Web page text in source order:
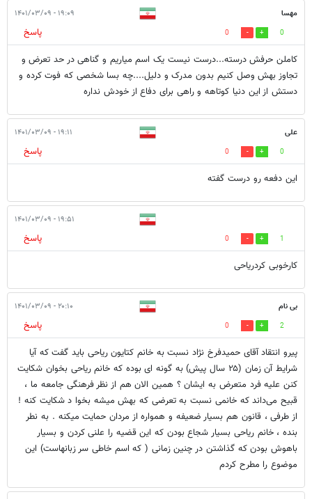
مهسا ۱۹:۰۹ - ۱۴۰۱/۰۳/۰۹
0
0
پاسخ
کاملن حرفش درسته...درست نیست یک اسم میاریم و گناهی در حد تعرض و
تجاوز بهش وصل کنیم بدون مدرک و دلیل....چه بسا شخصی که فوت کرده و
دستش از این دنیا کوتاهه و راهی برای دفاع از خودش نداره
علی ۱۹:۱۱ - ۱۴۰۱/۰۳/۰۹
0
0
پاسخ
این دفعه رو درست گفته
۱۹:۵۱ - ۱۴۰۱/۰۳/۰۹
1
0
پاسخ
کارخوبی کردریاحی
بی نام ۲۰:۱۰ - ۱۴۰۱/۰۳/۰۹
2
0
پاسخ
پیرو انتقاد آقای حمیدفرخ نژاد نسبت به خانم کتایون ریاحی باید گفت که آیا
شرایط آن زمان (۲۵ سال پیش) به گونه ای بوده که خانم ریاحی بخوان شکایت
کنن علیه فرد متعرض به ایشان ؟ همین الان هم از نظر فرهنگی جامعه ما ،
قبیح می‌داند که خانمی نسبت به تعرضی که بهش میشه بخوا د شکایت کنه !
از طرفی ، قانون هم بسیار ضعیفه و همواره از مردان حمایت میکنه . به نطر
بنده ، خانم ریاحی بسیار شجاع بودن که این قضیه را علنی کردن و بسیار
باهوش بودن که گذاشتن در چنین زمانی ( که اسم خاطی سر زبانهاست) این
موضوع را مطرح کردم